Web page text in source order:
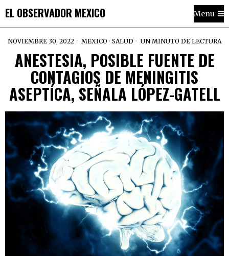
EL OBSERVADOR MEXICO Menu
NOVIEMBRE 30, 2022 MEXICO · SALUD UN MINUTO DE LECTURA
ANESTESIA, POSIBLE FUENTE DE
CONTAGIOS DE MENINGITIS
ASEPTÍCA, SEÑALA LÓPEZ-GATELL